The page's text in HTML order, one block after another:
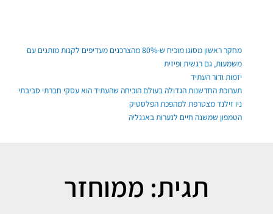
מחקר ראשון מסוגו מוכיח ש-80% מהצרכנים מעדיפים לקנות מותגים עם
משמעות, גם רגשית ופיזית
יזמות ודור העתיד
תערוכת החדשנות הגדולה בעולם הוכיחה שהעתיד הוא עסקי חברתי סביבתי
ניו זילנד מצטרפת למהפכת הפלסטיק
הטמפון שמשנה חיים לנערות באנגליה
תגית: ממוחזר